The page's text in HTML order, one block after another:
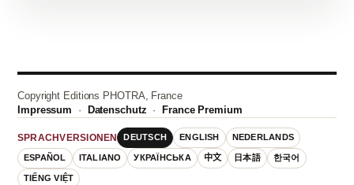
Copyright Editions PHOTRA, France
Impressum · Datenschutz ·France Premium
SPRACHVERSIONEN DEUTSCH ENGLISH NEDERLANDS
ESPAÑOL ITALIANO УКРАЇНСЬКА 中文 日本語 한국어
TIẾNG VIỆT